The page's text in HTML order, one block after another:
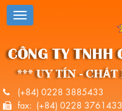
(+84) 0228 3885433
fax: (+84) 0228 3761433